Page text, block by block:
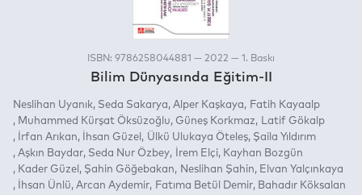
ISBN: 9786258044881 — 2022 — 1. Baskı
Bilim Dünyasında Eğitim-II
Neslihan Uyanık Seda Sakarya Alper Kaşkaya
Fatih Kayaalp
Muhammed Kürşat Öksüzoğlu
Güneş Korkmaz
Latif Gökalp
İrfan Arıkan
İhsan Güzel Ülkü Ulukaya Öteleş Şaila Yıldırım
Aşkın Baydar Seda Nur Özbey İrem Elçi
Kayhan Bozgün
Kader Güzel
Şahin Göğebakan Neslihan Şahin
Elvan Yalçınkaya
İhsan Ünlü Arcan Aydemir Fatıma Betül Demir
Bahadır Köksalan